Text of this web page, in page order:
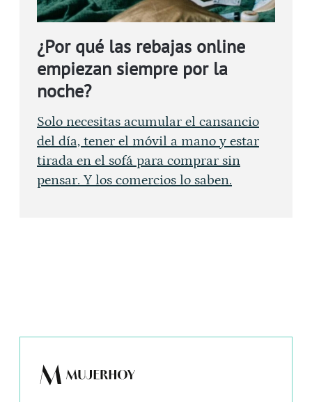
¿Por qué las rebajas online
empiezan siempre por la
noche?
Solo necesitas acumular el cansancio
del día, tener el móvil a mano y estar
tirada en el sofá para comprar sin
pensar. Y los comercios lo saben.